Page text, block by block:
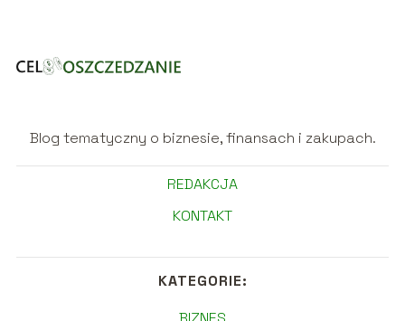
Blog tematyczny o biznesie, finansach i zakupach.
REDAKCJA
KONTAKT
KATEGORIE: